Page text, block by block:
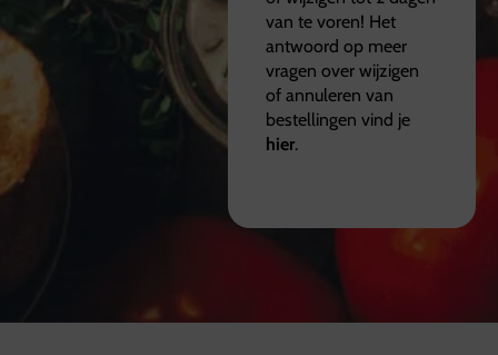
van te voren! Het
antwoord op meer
vragen over wijzigen
of annuleren van
bestellingen vind je
hier.